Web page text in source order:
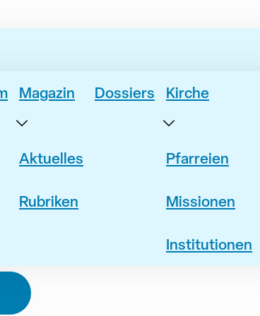
Magazin
Aktuelles
Rubriken
Dossiers Kirche
Pfarreien
Missionen
Institutionen